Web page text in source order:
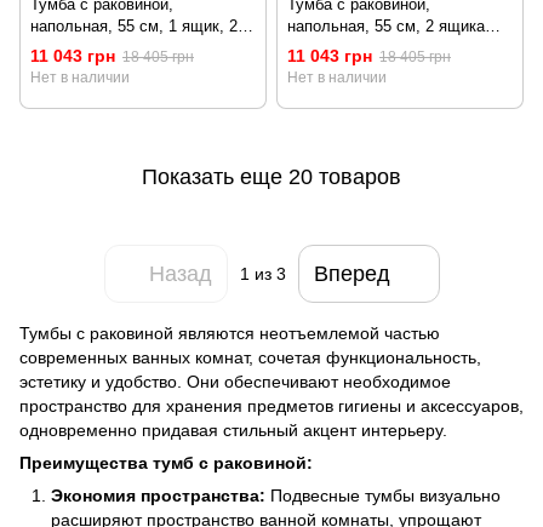
Тумба с раковиной,
напольная, 55 см, 1 ящик, 2
дверцы AM.PM M85-FSX0553-
WC0553WG38 X-Joy
11 043 грн 18 405 грн
Нет в наличии
Тумба с раковиной,
напольная, 55 см, 2 ящика
AM.PM M85-FSX0552-
WC0552WG38 X-Joy
11 043 грн 18 405 грн
Нет в наличии
Показать еще 20 товаров
Назад 1из 3 Вперед
Тумбы с раковиной являются неотъемлемой частью
современных ванных комнат, сочетая функциональность,
эстетику и удобство. Они обеспечивают необходимое
пространство для хранения предметов гигиены и аксессуаров,
одновременно придавая стильный акцент интерьеру.
Преимущества тумб с раковиной:
Экономия пространства: Подвесные тумбы визуально
расширяют пространство ванной комнаты, упрощают